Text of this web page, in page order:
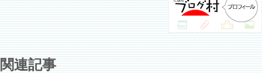
関連記事